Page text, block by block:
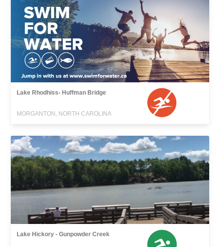
Lake Rhodhiss- Huffman Bridge
MORGANTON, NORTH CAROLINA
Lake Hickory - Gunpowder Creek